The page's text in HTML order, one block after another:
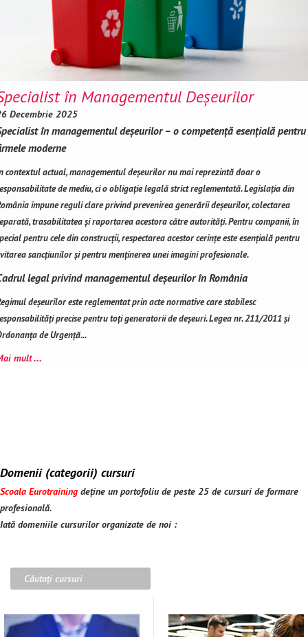
în Managementul Deșeurilor
Decembrie 2025
în managementul deșeurilor – o competență esențială pentru
moderne
contextul actual, managementul deșeurilor nu mai reprezintă doar o
de mediu, ci o obligație legală strict reglementată. Legislația din
impune reguli clare privind prevenirea generării deșeurilor, colectarea
trasabilitatea și raportarea acestora către autorități. Pentru companii, în
pentru cele din construcții, respectarea acestor cerințe este esențială pentru
sancțiunilor și pentru menținerea unei imagini profesionale.
legal privind managementul deșeurilor în România
deșeurilor este reglementat prin acte normative care stabilesc
precise pentru toți generatorii de deșeuri. Legea nr. 211/2011 și
de Urgență...
mult ...
Domenii (categorii) cursuri
Scoala Eurotraining deține un portofoliu de peste 25 de cursuri de formare
profesională.
Iată domeniile cursurilor organizate de noi :